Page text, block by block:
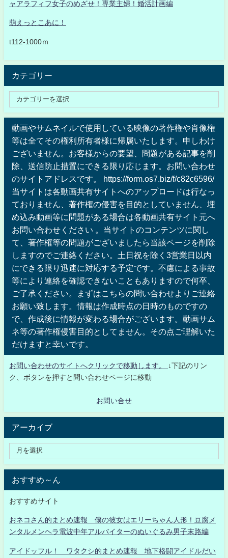
ャアラフィフ女子のめざせ！専業主婦！婚活計画編
萌えっとこあに！
t112-1000ｍ
カテゴリー
動画やサムネイルで使用している映像の著作権や肖像権
等は全てその権利所有者様に帰属いたします。申しわけ
ございません。お客様からの要望、問題がある記事を削
除、送信防止措置にできる限り応じます。お問い合わせ
のサイトアドレスです。 https://form.os7.biz/f/c82c6596/
当サイトは各動画共有サイトへのアップロードは行なっ
ておりません、著作権の侵害を目的としていません、埋
め込み動画等に問題がある場合は各動画共有サイト元へ
お問い合わせください 。当サイトのコンテンツに関し
て、著作権等の問題がございましたら当該ページを削除
しますのでご連絡ください。土日祝を除く3営業日以内
にできる限り迅速に対応する予定です。不慮による事故
等により連絡を確認できないこともありますので何卒、
ご了承ください。まずはこちらの問い合わせよりご連絡
お願い致します。情報は作成時点の日時のものですの
で、作成後に情報が変わる場合がございます。動画サム
ネ等の著作権侵害目的としてません。その点ご理解いた
だけますと幸いです。
お問い合わせのサイトへクリックで移動します。
↓下記のリン
ク、ボタンを押すと問い合わせページに移動
お問い合せ
アーカイブ
おすすめ～ん
おすすめサイト
おネコさん的まとめ速報 僕の彼女はエリーちゃん人形！豆腐メ
ンタルメンヘラ電波中年アルバイターのぬいぐるみ男子末路編
アイドッフル！ ワタクシ的まとめ速報 地下格闘アイドルだい